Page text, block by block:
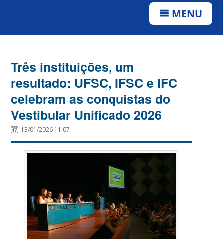
MENU
Três instituições, um
resultado: UFSC, IFSC e IFC
celebram as conquistas do
Vestibular Unificado 2026
13/01/2026 11:07